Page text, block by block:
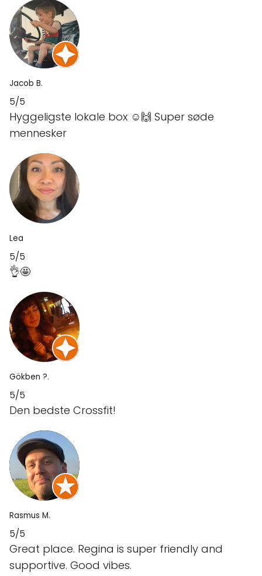
Jacob B.
5/5
Hyggeligste lokale box ☺️🙌 Super søde
mennesker
Lea
5/5
👌🤩
Gökben ?.
5/5
Den bedste Crossfit!
Rasmus M.
5/5
Great place. Regina is super friendly and
supportive. Good vibes.